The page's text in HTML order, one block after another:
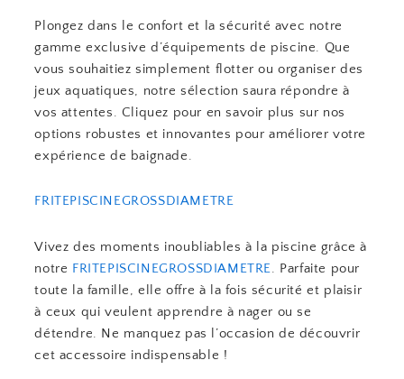
Plongez dans le confort et la sécurité avec notre
gamme exclusive d’équipements de piscine. Que
vous souhaitiez simplement flotter ou organiser des
jeux aquatiques, notre sélection saura répondre à
vos attentes. Cliquez pour en savoir plus sur nos
options robustes et innovantes pour améliorer votre
expérience de baignade.
FRITEPISCINEGROSSDIAMETRE
Vivez des moments inoubliables à la piscine grâce à
notre FRITEPISCINEGROSSDIAMETRE. Parfaite pour
toute la famille, elle offre à la fois sécurité et plaisir
à ceux qui veulent apprendre à nager ou se
détendre. Ne manquez pas l’occasion de découvrir
cet accessoire indispensable !